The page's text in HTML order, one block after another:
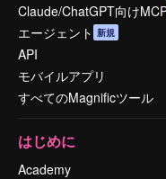
Claude/ChatGPT向け
エージェント 新規
API
モバイルアプリ
すべてのMagnificツール
はじめに
Academy